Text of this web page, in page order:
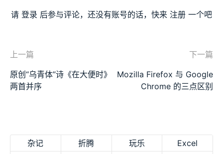
请 登录 后参与评论，还没有账号的话，快来 注册 一个吧
上一篇
原创“乌青体”诗《在大便时》
两首并序
下一篇
Mozilla Firefox 与 Google
Chrome 的三点区别
杂记 折腾 玩乐
Excel